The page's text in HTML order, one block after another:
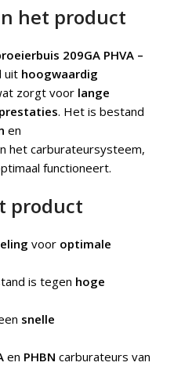
het product
209GA PHVA –
uit hoogwaardig
zorgt voor lange
. Het is bestand
en
het carburateursysteem,
functioneert.
product
voor optimale
is tegen hoge
snelle
en PHBN carburateurs van